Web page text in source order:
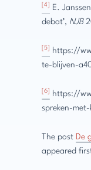
[4]
E.
debat’, NJB
[5]
https://
te-blijven-
[6]
https://
spreken-
The post De
appeared